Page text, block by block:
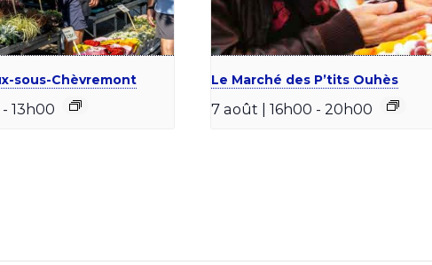
sous-Chèvremont
- 13h00
Le Marché des P’tits Ouhès
7 août | 16h00 - 20h00